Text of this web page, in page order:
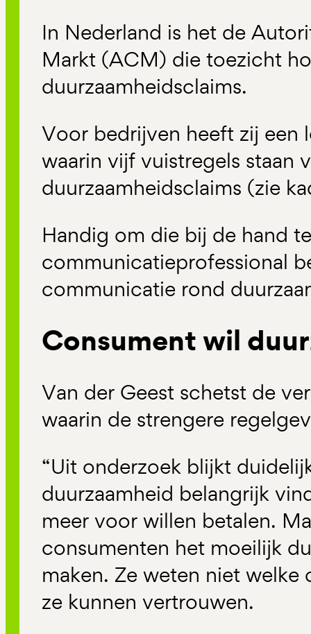
In Nederland is het de
Markt (ACM) die toezicht
duurzaamheidsclaims.
Voor bedrijven heeft zij een
waarin vijf vuistregels staan
duurzaamheidsclaims (zie
Handig om die bij de hand
communicatieprofessional
communicatie rond
Consument wil
Van der Geest schetst de
waarin de strengere
“Uit onderzoek blijkt
duurzaamheid belangrijk
meer voor willen betalen.
consumenten het moeilijk
maken. Ze weten niet welke
ze kunnen vertrouwen.